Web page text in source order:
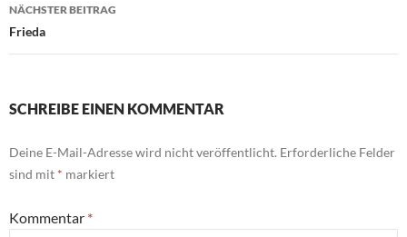
NÄCHSTER BEITRAG
Frieda
SCHREIBE EINEN KOMMENTAR
Deine E-Mail-Adresse wird nicht veröffentlicht. Erforderliche Felder
sind mit * markiert
Kommentar *